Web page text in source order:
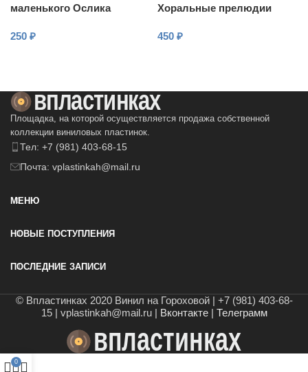
маленького Ослика
250 ₽
Хоральные прелюдии
450 ₽
Площадка, на которой осуществляется продажа собственной
коллекции виниловых пластинок.
Тел: +7 (981) 403-68-15
Почта: vplastinkah@mail.ru
МЕНЮ
НОВЫЕ ПОСТУПЛЕНИЯ
ПОСЛЕДНИЕ ЗАПИСИ
© Впластинках 2020 Винил на Гороховой | +7 (981) 403-68-
15 | vplastinkah@mail.ru | Вконтакте| Телеграмм
0